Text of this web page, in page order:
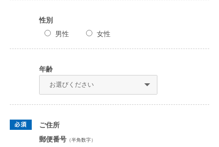
性別
男性
女性
年齢
ご住所
郵便番号 （半角数字）